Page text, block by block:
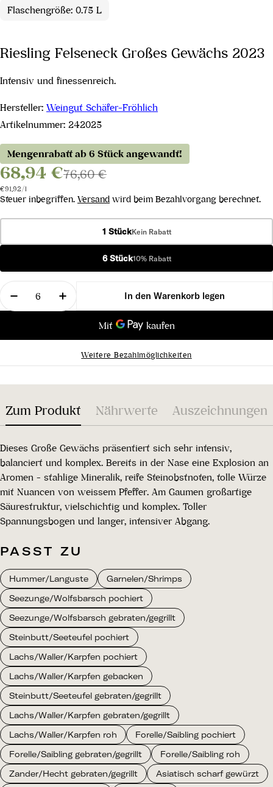
Flaschengröße: 0.75 L
Riesling Felseneck Großes Gewächs 2023
Intensiv und finessenreich.
Hersteller: Weingut Schäfer-Fröhlich
Artikelnummer: 242025
Mengenrabatt ab 6 Stück angewandt!
68,94 €76,60 €
Stückpreis
€91,92/pro
l
Steuer inbegriffen. Versand wird beim Bezahlvorgang berechnet.
1 StückKein Rabatt
6 Stück10% Rabatt
Menge
Menge für Riesling Felseneck Großes Gewächs
Menge für Riesling Felseneck Großes
In den Warenkorb legen
Weitere Bezahlmöglichkeiten
Zum Produkt Nährwerte Auszeichnungen
Dieses Große Gewächs präsentiert sich sehr intensiv,
balanciert und komplex. Bereits in der Nase eine Explosion an
Aromen - stahlige Mineralik, reife Steinobstnoten, tolle Würze
mit Nuancen von weissem Pfeffer. Am Gaumen großartige
Säurestruktur, vielschichtig und komplex. Toller
Spannungsbogen und langer, intensiver Abgang.
PASST ZU
Hummer/Languste
Garnelen/Shrimps
Seezunge/Wolfsbarsch pochiert
Seezunge/Wolfsbarsch gebraten/gegrillt
Steinbutt/Seeteufel pochiert
Lachs/Waller/Karpfen pochiert
Lachs/Waller/Karpfen gebacken
Steinbutt/Seeteufel gebraten/gegrillt
Lachs/Waller/Karpfen gebraten/gegrillt
Lachs/Waller/Karpfen roh
Forelle/Saibling pochiert
Forelle/Saibling gebraten/gegrillt
Forelle/Saibling roh
Zander/Hecht gebraten/gegrillt
Asiatisch scharf gewürzt